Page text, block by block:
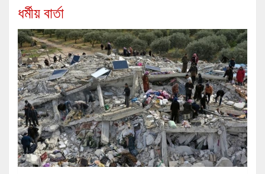
ধর্মীয় বার্তা